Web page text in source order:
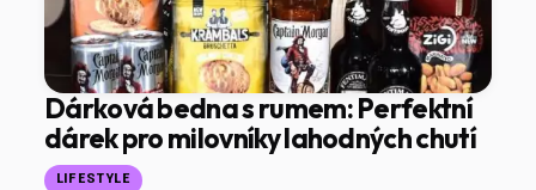
Dárková bedna s rumem: Perfektní
dárek pro milovníky lahodných chutí
LIFESTYLE